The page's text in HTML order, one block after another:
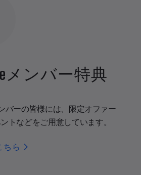
メンバー特典
バーの皆様には、限定オファー
トなどをご用意しています。
ちら